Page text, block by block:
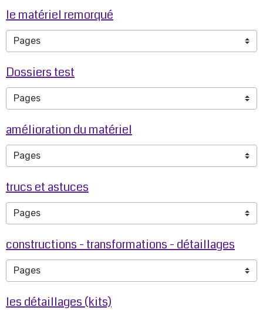
le matériel remorqué
Dossiers test
amélioration du matériel
trucs et astuces
constructions - transformations - détaillages
les détaillages (kits)